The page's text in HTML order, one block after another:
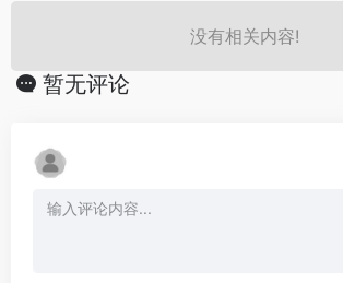
没有相关内容!
暂无评论